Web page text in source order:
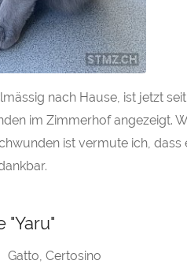
nach Hause, ist jetzt
im Zimmerhof angezeigt.
ist vermute ich,
"Yaru"
Gatto, Certosino